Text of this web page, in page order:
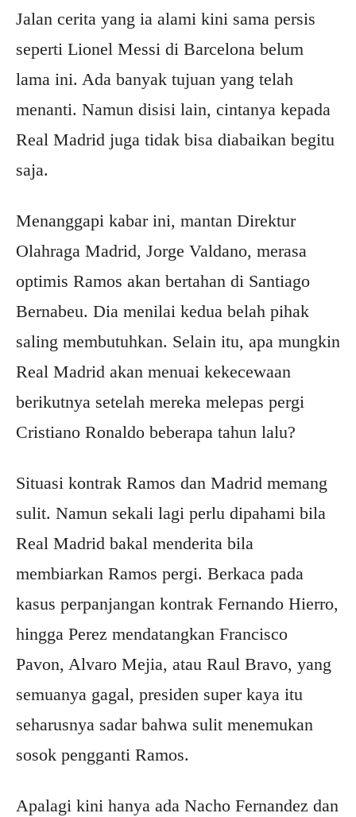
Jalan cerita yang ia alami kini sama persis
seperti Lionel Messi di Barcelona belum
lama ini. Ada banyak tujuan yang telah
menanti. Namun disisi lain, cintanya kepada
Real Madrid juga tidak bisa diabaikan begitu
saja.
Menanggapi kabar ini, mantan Direktur
Olahraga Madrid, Jorge Valdano, merasa
optimis Ramos akan bertahan di Santiago
Bernabeu. Dia menilai kedua belah pihak
saling membutuhkan. Selain itu, apa mungkin
Real Madrid akan menuai kekecewaan
berikutnya setelah mereka melepas pergi
Cristiano Ronaldo beberapa tahun lalu?
Situasi kontrak Ramos dan Madrid memang
sulit. Namun sekali lagi perlu dipahami bila
Real Madrid bakal menderita bila
membiarkan Ramos pergi. Berkaca pada
kasus perpanjangan kontrak Fernando Hierro,
hingga Perez mendatangkan Francisco
Pavon, Alvaro Mejia, atau Raul Bravo, yang
semuanya gagal, presiden super kaya itu
seharusnya sadar bahwa sulit menemukan
sosok pengganti Ramos.
Apalagi kini hanya ada Nacho Fernandez dan